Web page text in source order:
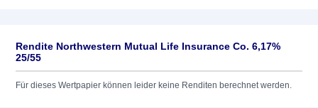
Rendite Northwestern Mutual Life Insurance Co. 6,17%
25/55
Für dieses Wertpapier können leider keine Renditen berechnet werden.